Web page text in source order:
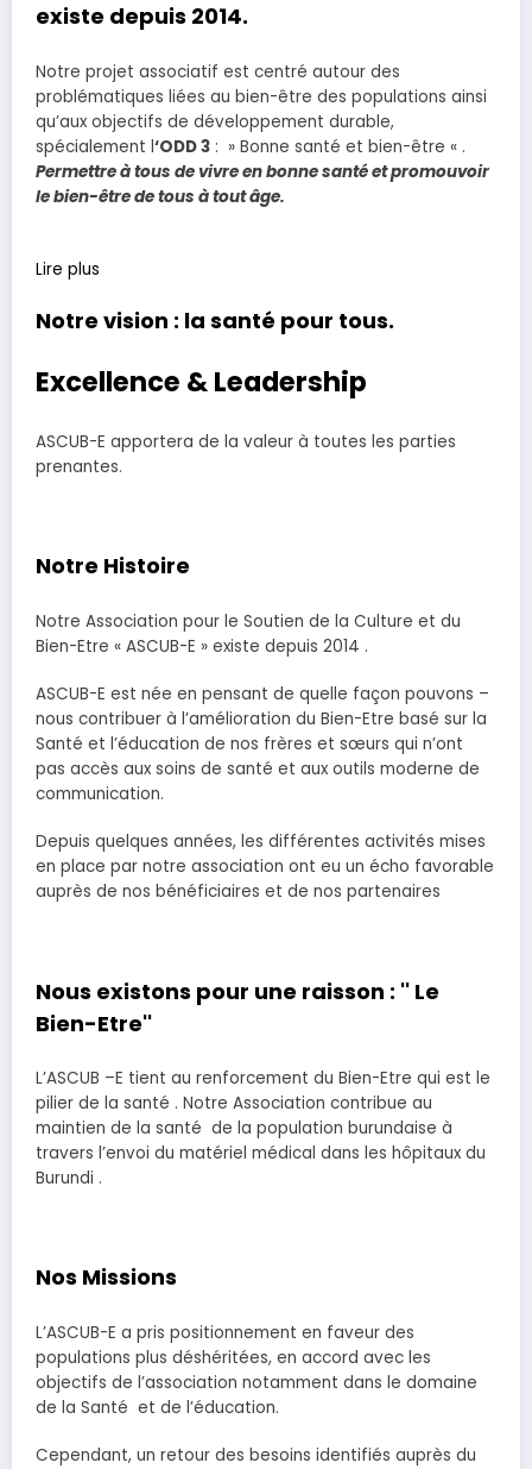
existe depuis 2014.
Notre projet associatif est centré autour des
problématiques liées au bien-être des populations ainsi
qu’aux objectifs de développement durable,
spécialement l‘ODD 3 : » Bonne santé et bien-être « .
Permettre à tous de vivre en bonne santé et promouvoir
le bien-être de tous à tout âge.
Lire plus
Notre vision : la santé pour tous.
Excellence & Leadership
ASCUB-E apportera de la valeur à toutes les parties
prenantes.
Notre Histoire
Notre Association pour le Soutien de la Culture et du
Bien-Etre « ASCUB-E » existe depuis 2014 .
ASCUB-E est née en pensant de quelle façon pouvons –
nous contribuer à l’amélioration du Bien-Etre basé sur la
Santé et l’éducation de nos frères et sœurs qui n’ont
pas accès aux soins de santé et aux outils moderne de
communication.
Depuis quelques années, les différentes activités mises
en place par notre association ont eu un écho favorable
auprès de nos bénéficiaires et de nos partenaires
Nous existons pour une raisson : '' Le
Bien-Etre''
L’ASCUB –E tient au renforcement du Bien-Etre qui est le
pilier de la santé . Notre Association contribue au
maintien de la santé de la population burundaise à
travers l’envoi du matériel médical dans les hôpitaux du
Burundi .
Nos Missions
L’ASCUB-E a pris positionnement en faveur des
populations plus déshéritées, en accord avec les
objectifs de l’association notamment dans le domaine
de la Santé et de l’éducation.
Cependant, un retour des besoins identifiés auprès du